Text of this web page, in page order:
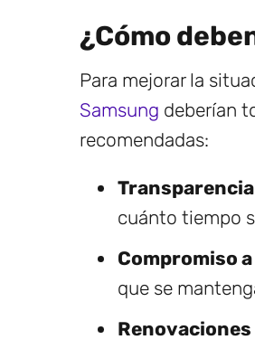
¿Cómo
Para mejorar la
Samsung deberían
recomendadas:
cuánto tiempo
Compromiso
que se